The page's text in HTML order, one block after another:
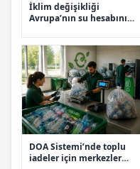
İklim değişikliği
Avrupa’nın su hesabını
DOA Sistemi’nde toplu
iadeler için merkezler